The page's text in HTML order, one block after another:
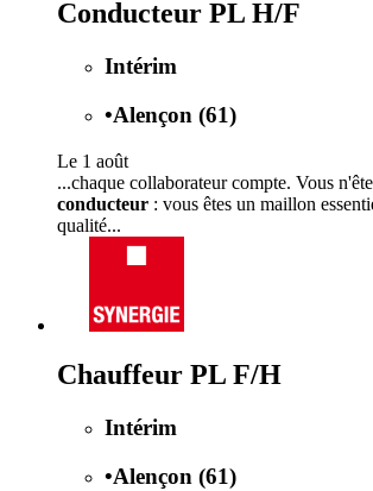
Conducteur PL H/F
Intérim
•Alençon (61)
Le 1 août
...chaque collaborateur compte. Vous
conducteur : vous êtes un maillon
qualité...
Chauffeur PL F/H
Intérim
•Alençon (61)